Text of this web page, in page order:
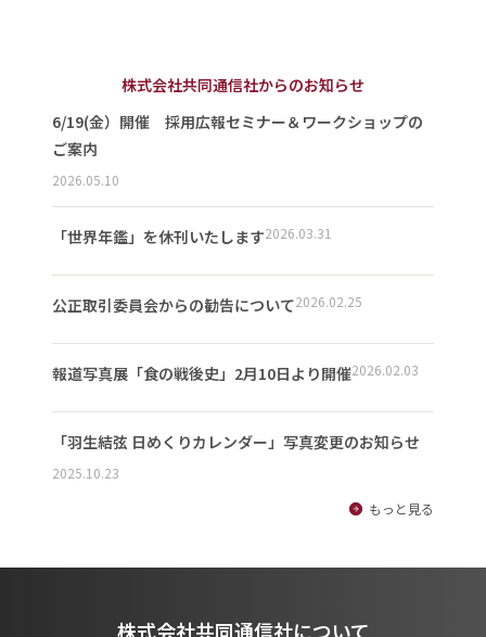
株式会社共同通信社からのお知らせ
6/19(金）開催 採用広報セミナー＆ワークショップの
ご案内
2026.05.10
「世界年鑑」を休刊いたします2026.03.31
公正取引委員会からの勧告について2026.02.25
報道写真展「食の戦後史」2月10日より開催2026.02.03
「羽生結弦 日めくりカレンダー」写真変更のお知らせ
2025.10.23
もっと見る
株式会社共同通信社について